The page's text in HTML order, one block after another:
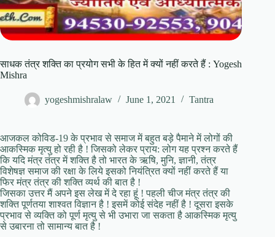
साधक तंत्र शक्ति का प्रयोग सभी के हित में क्यों नहीं करते हैं : Yogesh
Mishra
yogeshmishralaw June 1, 2021 Tantra
आजकल कोविड-19 के प्रभाव से समाज में बहुत बड़े पैमाने में लोगों की
आकस्मिक मृत्यु हो रही है ! जिसको लेकर प्राय: लोग यह प्रश्न करते हैं
कि यदि मंत्र तंत्र में शक्ति है तो भारत के ऋषि, मुनि, ज्ञानी, तंत्र
विशेषज्ञ समाज की रक्षा के लिये इसको नियंत्रित क्यों नहीं करते हैं या
फिर मंत्र तंत्र की शक्ति व्यर्थ की बात है !
जिसका उत्तर मैं अपने इस लेख में दे रहा हूं ! पहली चीज मंत्र तंत्र की
शक्ति पूर्णतया शाश्वत विज्ञान है ! इसमें कोई संदेह नहीं है ! दूसरा इसके
प्रभाव से व्यक्ति को पूर्ण मृत्यु से भी उभारा जा सकता है आकस्मिक मृत्यु
से उबारना तो सामान्य बात है !